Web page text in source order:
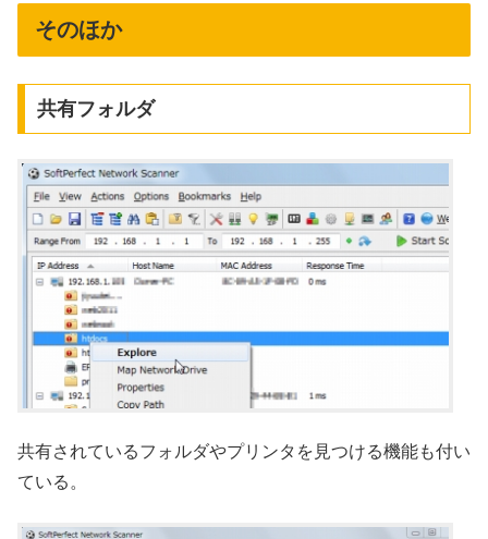
そのほか
共有フォルダ
共有されているフォルダやプリンタを見つける機能も付い
ている。